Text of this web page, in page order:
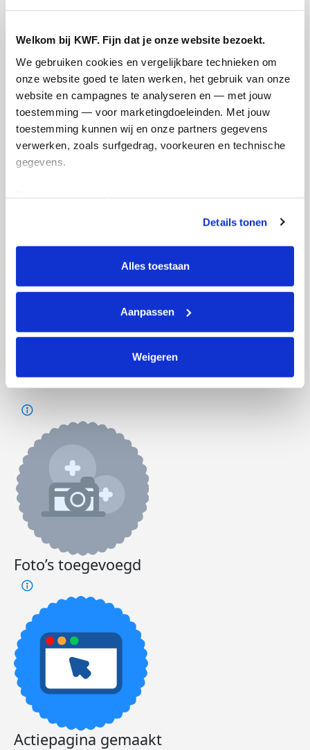
Welkom bij KWF. Fijn dat je onze website bezoekt.
We gebruiken cookies en vergelijkbare technieken om
onze website goed te laten werken, het gebruik van onze
website en campagnes te analyseren en — met jouw
toestemming — voor marketingdoeleinden. Met jouw
toestemming kunnen wij en onze partners gegevens
verwerken, zoals surfgedrag, voorkeuren en technische
gegevens.
tonen. Je kunt je toestemming op elk moment wijzigen of
intrekken via Cookie instellingen onderaan de pagina. De
lijst met cookies is te vinden in het tabblad “details”.
Details tonen
Alles toestaan
Aanpassen
Weigeren
Referentie
Ik wil bijdragen aan de transactiekosten
en betaal €0.75 extra.
€11 €500
Doneer
Norah's badges
Foto’s toegevoegd
Actiepagina gemaakt